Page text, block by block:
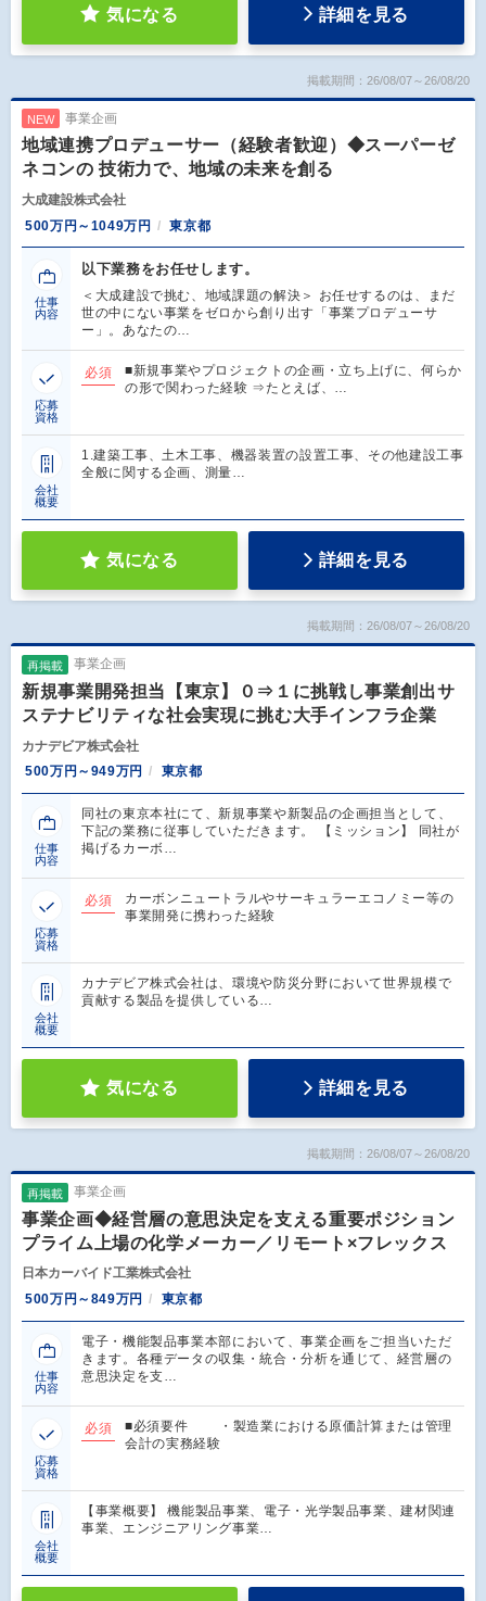
気になる 詳細を見る
掲載期間：26/08/07～26/08/20
NEW 事業企画
地域連携プロデューサー（経験者歓迎）◆スーパーゼ
ネコンの 技術力で、地域の未来を創る
大成建設株式会社
500万円～1049万円
東京都
仕事
内容
以下業務をお任せします。
＜大成建設で挑む、地域課題の解決＞ お任せするのは、まだ
世の中にない事業をゼロから創り出す「事業プロデューサ
ー」。あなたの…
応募
資格
必須
■新規事業やプロジェクトの企画・立ち上げに、何らか
の形で関わった経験 ⇒たとえば、…
会社
概要
1.建築工事、土木工事、機器装置の設置工事、その他建設工事
全般に関する企画、測量…
気になる 詳細を見る
掲載期間：26/08/07～26/08/20
再掲載 事業企画
新規事業開発担当【東京】０⇒１に挑戦し事業創出サ
ステナビリティな社会実現に挑む大手インフラ企業
カナデビア株式会社
500万円～949万円
東京都
仕事
内容
同社の東京本社にて、新規事業や新製品の企画担当として、
下記の業務に従事していただきます。 【ミッション】 同社が
掲げるカーボ…
応募
資格
必須
カーボンニュートラルやサーキュラーエコノミー等の
事業開発に携わった経験
会社
概要
カナデビア株式会社は、環境や防災分野において世界規模で
貢献する製品を提供している…
気になる 詳細を見る
掲載期間：26/08/07～26/08/20
再掲載 事業企画
事業企画◆経営層の意思決定を支える重要ポジション
プライム上場の化学メーカー／リモート×フレックス
日本カーバイド工業株式会社
500万円～849万円
東京都
仕事
内容
電子・機能製品事業本部において、事業企画をご担当いただ
きます。各種データの収集・統合・分析を通じて、経営層の
意思決定を支…
応募
資格
必須
■必須要件 ・製造業における原価計算または管理
会計の実務経験
会社
概要
【事業概要】 機能製品事業、電子・光学製品事業、建材関連
事業、エンジニアリング事業…